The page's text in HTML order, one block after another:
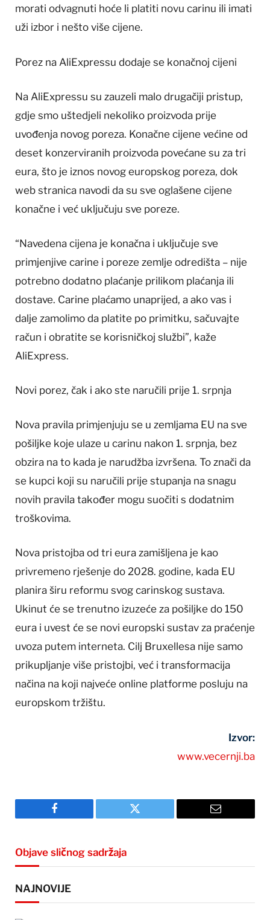
morati odvagnuti hoće li platiti novu carinu ili imati
uži izbor i nešto više cijene.
Porez na AliExpressu dodaje se konačnoj cijeni
Na AliExpressu su zauzeli malo drugačiji pristup,
gdje smo uštedjeli nekoliko proizvoda prije
uvođenja novog poreza. Konačne cijene većine od
deset konzerviranih proizvoda povećane su za tri
eura, što je iznos novog europskog poreza, dok
web stranica navodi da su sve oglašene cijene
konačne i već uključuju sve poreze.
“Navedena cijena je konačna i uključuje sve
primjenjive carine i poreze zemlje odredišta – nije
potrebno dodatno plaćanje prilikom plaćanja ili
dostave. Carine plaćamo unaprijed, a ako vas i
dalje zamolimo da platite po primitku, sačuvajte
račun i obratite se korisničkoj službi”, kaže
AliExpress.
Novi porez, čak i ako ste naručili prije 1. srpnja
Nova pravila primjenjuju se u zemljama EU na sve
pošiljke koje ulaze u carinu nakon 1. srpnja, bez
obzira na to kada je narudžba izvršena. To znači da
se kupci koji su naručili prije stupanja na snagu
novih pravila također mogu suočiti s dodatnim
troškovima.
Nova pristojba od tri eura zamišljena je kao
privremeno rješenje do 2028. godine, kada EU
planira širu reformu svog carinskog sustava.
Ukinut će se trenutno izuzeće za pošiljke do 150
eura i uvest će se novi europski sustav za praćenje
uvoza putem interneta. Cilj Bruxellesa nije samo
prikupljanje više pristojbi, već i transformacija
načina na koji najveće online platforme posluju na
europskom tržištu.
Izvor:
www.vecernji.ba
Facebook Twitter Email
Objave sličnog sadržaja
NAJNOVIJE